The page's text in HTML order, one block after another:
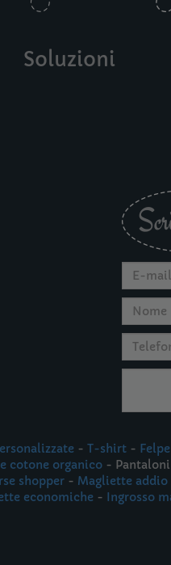
Soluzioni
- T-shirt - Felpe
cotone organico -
shopper - Magliette
economiche - Ingrosso